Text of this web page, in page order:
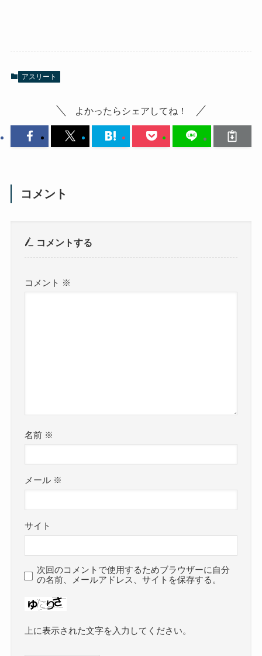
アスリート
よかったらシェアしてね！
コメント
コメントする
コメント ※
名前 ※
メール ※
サイト
次回のコメントで使用するためブラウザーに自分
の名前、メールアドレス、サイトを保存する。
上に表示された文字を入力してください。